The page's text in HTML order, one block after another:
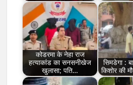
कोडरमा के नेहा राज
हत्याकांड का सनसनीखेज
खुलासा; पति…
सिमडेगा :
किशोर की